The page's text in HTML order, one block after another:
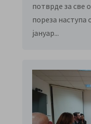
потврде за све
пореза наступа
јануар...